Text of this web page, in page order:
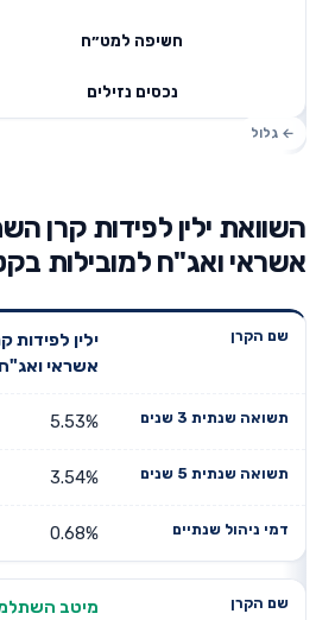
חשיפה למט״ח
נכסים נזילים
השוואת ילין לפידות קרן
אשראי ואג"ח למובילות
שנתית 3
ילין
אשראי ואג"ח
5.53%
3.54%
0.68%
מיטב